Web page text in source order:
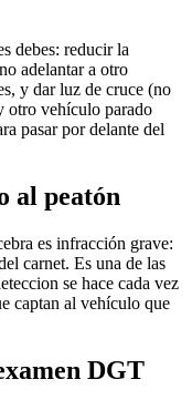
debes: reducir la
adelantar a otro
y dar luz de cruce (no
otro vehículo parado
pasar por delante del
al peatón
es infracción grave:
carnet. Es una de las
se hace cada vez
captan al vehículo que
DGT